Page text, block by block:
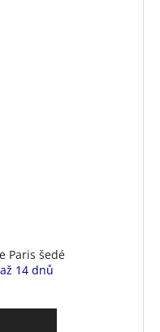
Paris šedé
14 dnů